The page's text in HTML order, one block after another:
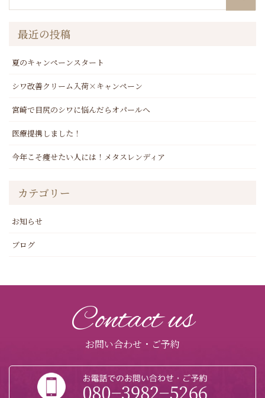
最近の投稿
夏のキャンペーンスタート
シワ改善クリーム入荷×キャンペーン
宮崎で目尻のシワに悩んだらオパールへ
医療提携しました！
今年こそ痩せたい人には！メタスレンディア
カテゴリー
お知らせ
ブログ
Contact us
お問い合わせ・ご予約